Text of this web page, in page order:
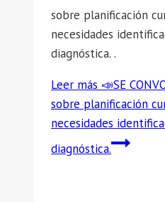
sobre planificación
necesidades
diagnóstica. .
Leer más 📣SE
sobre planificación
necesidades
diagnóstica.